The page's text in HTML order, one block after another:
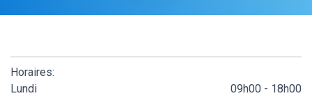
Horaires:
Lundi
09h00 - 18h00